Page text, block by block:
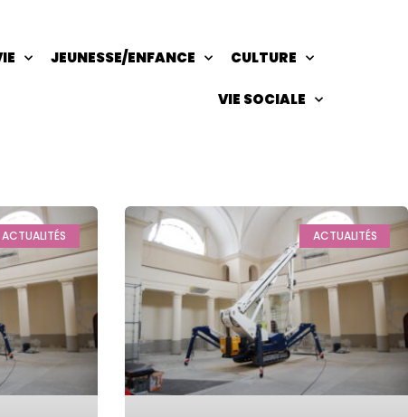
JEUNESSE/ENFANCE CULTURE
VIE SOCIALE
ACTUALITÉS ACTUALITÉS